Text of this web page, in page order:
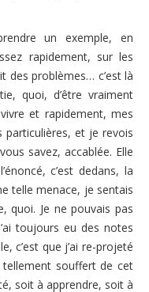
un exemple, en
rapidement, sur les
des problèmes… c’est là
quoi, d’être vraiment
et rapidement, mes
particulières, et je revois
savez, accablée. Elle
c’est dedans, la
telle menace, je sentais
quoi. Je ne pouvais pas
toujours eu des notes
c’est que j’ai re-projeté
tellement souffert de cet
soit à apprendre, soit à